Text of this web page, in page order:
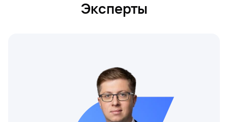
Эксперты